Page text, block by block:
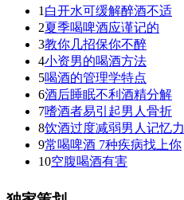
1 白开水可缓解醉酒不适
2夏季喝啤酒应谨记的
3教你几招保你不醉
4小资男的喝酒方法
5喝酒的管理学特点
6酒后睡眠不利酒精分解
7嗜酒者易引起男人骨折
8饮酒过度减弱男人记忆力
9常喝啤酒 7种疾病找上你
10空腹喝酒有害